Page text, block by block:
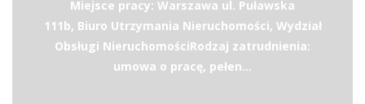
Miejsce pracy: Warszawa ul. Puławska
111b, Biuro Utrzymania Nieruchomości, Wydział
Obsługi Nieruchomości​Rodzaj zatrudnienia:
umowa o pracę, pełen...